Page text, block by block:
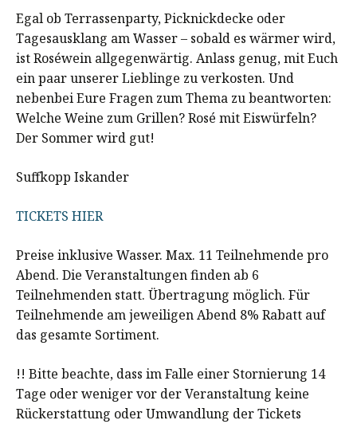
Egal ob Terrassenparty, Picknickdecke oder
Tagesausklang am Wasser – sobald es wärmer wird,
ist Roséwein allgegenwärtig. Anlass genug, mit Euch
ein paar unserer Lieblinge zu verkosten. Und
nebenbei Eure Fragen zum Thema zu beantworten:
Welche Weine zum Grillen? Rosé mit Eiswürfeln?
Der Sommer wird gut!
Suffkopp Iskander
TICKETS HIER
Preise inklusive Wasser. Max. 11 Teilnehmende pro
Abend. Die Veranstaltungen finden ab 6
Teilnehmenden statt. Übertragung möglich. Für
Teilnehmende am jeweiligen Abend 8% Rabatt auf
das gesamte Sortiment.
!! Bitte beachte, dass im Falle einer Stornierung 14
Tage oder weniger vor der Veranstaltung keine
Rückerstattung oder Umwandlung der Tickets